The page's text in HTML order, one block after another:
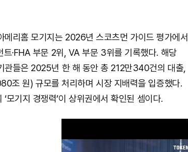
메리홈 모기지는 2026년 스코츠먼 가이드 평가에서
트·FHA 부문 2위, VA 부문 3위를 기록했다. 해당
관들은 2025년 한 해 동안 총 212만340건의 대출,
조 원) 규모를 처리하며 시장 지배력을 입증했다.
모기지 경쟁력’이 상위권에서 확인된 셈이다.